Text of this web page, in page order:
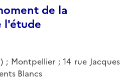
de la
l'étude
; Montpellier ; 14 rue Jacques
Blancs